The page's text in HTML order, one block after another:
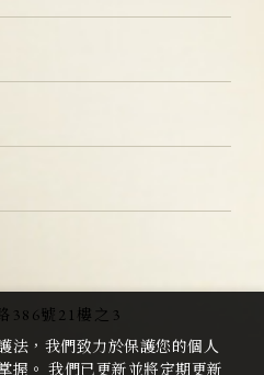
386號21樓之3
法，我們致力於保護您的個人
握。 我們已更新並將定期更新